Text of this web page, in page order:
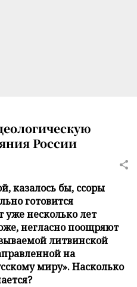
России
казалось бы, ссоры
готовится
уже несколько лет
негласно поощряют
литвинской
на
миру». Насколько